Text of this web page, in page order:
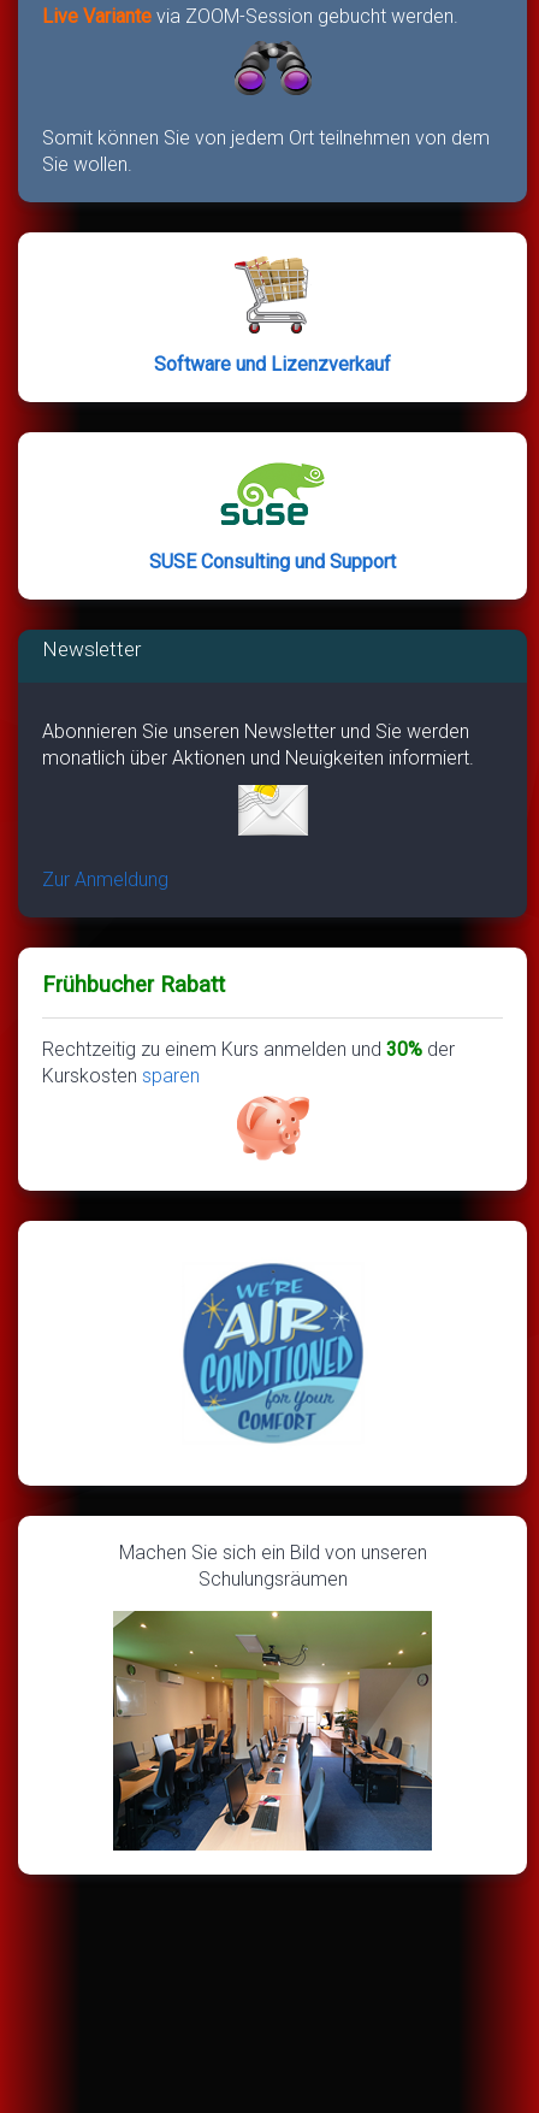
Live Variante via ZOOM-Session gebucht werden.
Somit können Sie von jedem Ort teilnehmen von dem
Sie wollen.
Software und Lizenzverkauf
SUSE Consulting und Support
Newsletter
Abonnieren Sie unseren Newsletter und Sie werden
monatlich über Aktionen und Neuigkeiten informiert.
Zur Anmeldung
Frühbucher Rabatt
Rechtzeitig zu einem Kurs anmelden und 30% der
Kurskosten sparen
Machen Sie sich ein Bild von unseren
Schulungsräumen